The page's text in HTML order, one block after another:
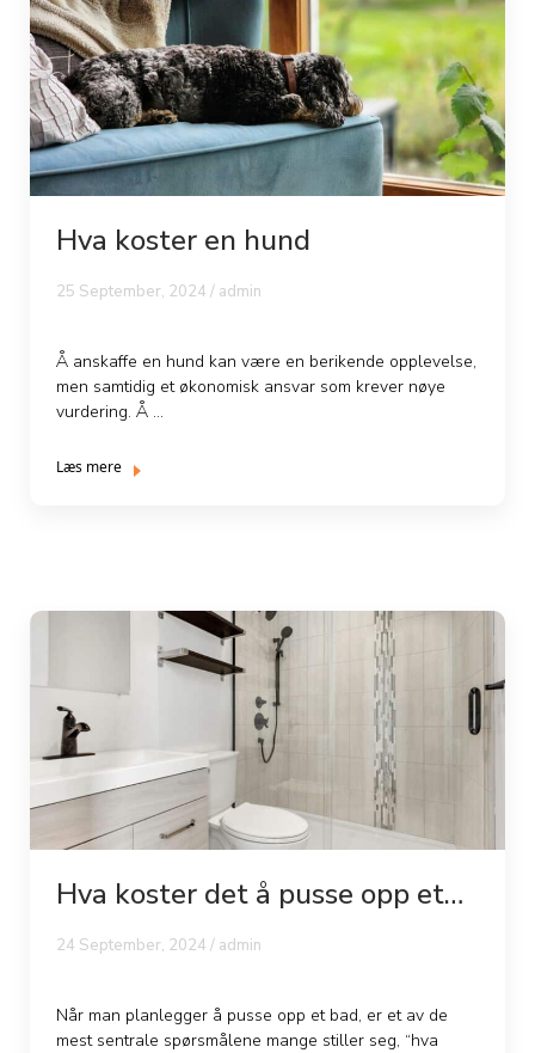
Hva koster en hund
25 September, 2024 / admin
Å anskaffe en hund kan være en berikende opplevelse,
men samtidig et økonomisk ansvar som krever nøye
vurdering. Å ...
Læs mere
Hva koster det å pusse opp et
bad?
24 September, 2024 / admin
Når man planlegger å pusse opp et bad, er et av de
mest sentrale spørsmålene mange stiller seg, “hva